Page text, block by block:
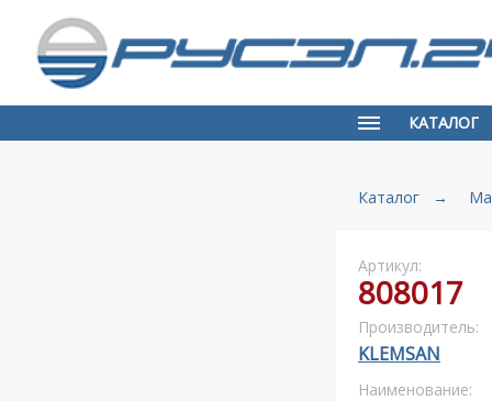
КАТАЛОГ
Каталог →
Артикул:
808017
Производитель:
KLEMSAN
Наименование: